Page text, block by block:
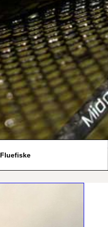
Fluefiske